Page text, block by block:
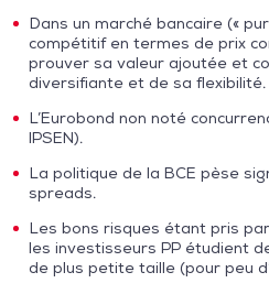
Dans un marché bancaire («
compétitif en termes de prix
prouver sa valeur ajoutée et
diversifiante et de sa flexibilité.
L’Eurobond non noté
IPSEN).
La politique de la BCE pèse
spreads.
Les bons risques étant pris
les investisseurs PP étudient
de plus petite taille (pour peu